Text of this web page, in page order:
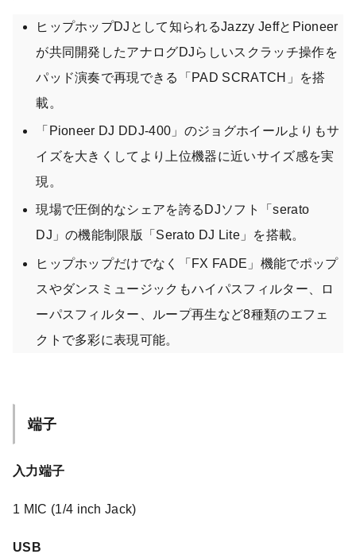
ヒップホップDJとして知られるJazzy JeffとPioneer
が共同開発したアナログDJらしいスクラッチ操作を
パッド演奏で再現できる「PAD SCRATCH」を搭
載。
「Pioneer DJ DDJ-400」のジョグホイールよりもサ
イズを大きくしてより上位機器に近いサイズ感を実
現。
現場で圧倒的なシェアを誇るDJソフト「serato
DJ」の機能制限版「Serato DJ Lite」を搭載。
ヒップホップだけでなく「FX FADE」機能でポップ
スやダンスミュージックもハイパスフィルター、ロ
ーパスフィルター、ループ再生など8種類のエフェ
クトで多彩に表現可能。
端子
入力端子
1 MIC (1/4 inch Jack)
USB